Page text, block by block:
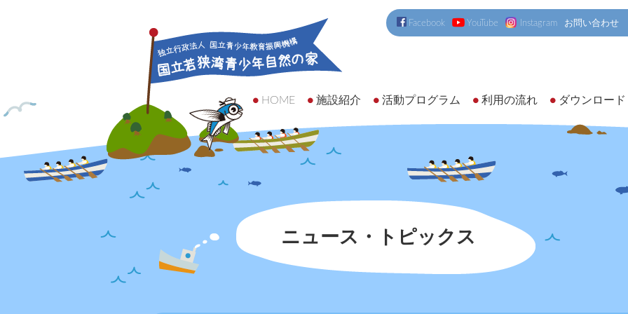
HOME 施設紹介 活動プログラム 利用の流れ ダウンロード
Facebook YouTube Instagram お問い合わせ
ニュース・トピックス